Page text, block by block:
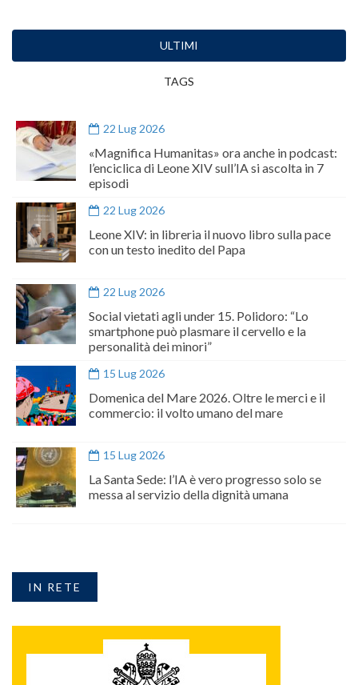
ULTIMI
TAGS
22 Lug 2026
«Magnifica Humanitas» ora anche in podcast:
l’enciclica di Leone XIV sull’IA si ascolta in 7
episodi
22 Lug 2026
Leone XIV: in libreria il nuovo libro sulla pace
con un testo inedito del Papa
22 Lug 2026
Social vietati agli under 15. Polidoro: “Lo
smartphone può plasmare il cervello e la
personalità dei minori”
15 Lug 2026
Domenica del Mare 2026. Oltre le merci e il
commercio: il volto umano del mare
15 Lug 2026
La Santa Sede: l’IA è vero progresso solo se
messa al servizio della dignità umana
IN RETE